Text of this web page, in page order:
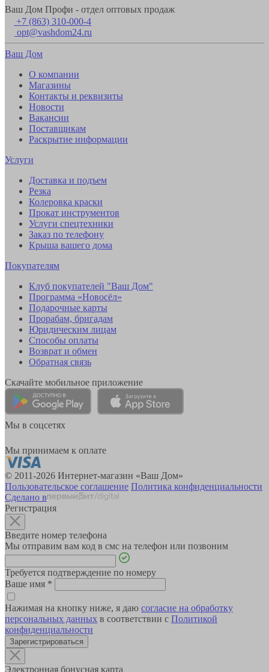
Ваш Дом Профи - отдел оптовых продаж
+7 (863) 310-000-4
opt@vashdom24.ru
Ваш Дом
О компании
Магазины
Контакты и реквизиты
Новости
Вакансии
Поставщикам
Раскрытие информации
Услуги
Доставка и подъем
Резка
Колеровка краски
Прокат инструментов
Услуги спецтехники
Заказ по телефону
Крыша вашего дома
Покупателям
Клуб покупателей "Ваш Дом"
Программа «Новосёл»
Подарочные карты
Прорабам, бригадам
Юридическим лицам
Способы оплаты
Возврат и обмен
Обратная связь
Скачайте мобильное приложение
Мы в соцсетях
Мы принимаем к оплате
© 2011-2026 Интернет-магазин «Ваш Дом»
Пользовательское соглашение Политика конфиденциальности
Сделано в
Регистрация
Введите номер телефона
Мы отправим вам код в смс на телефон или позвоним
Требуется подтверждение по номеру
Ваше имя *
Нажимая на кнопку ниже, я даю согласие на обработку
персональных данных в соответствии с Политикой
конфиденциальности
Зарегистрироваться
Электронная бонусная карта